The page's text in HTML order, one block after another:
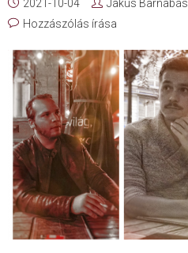
2021-10-04 Jakus Barnabás
Hozzászólás írása